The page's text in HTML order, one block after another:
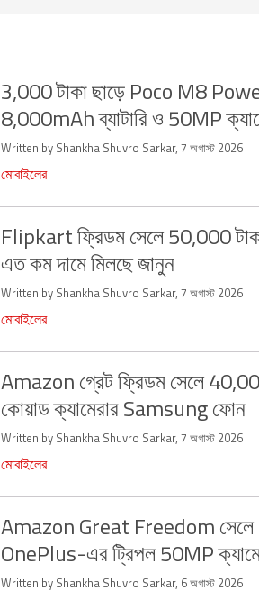
3,000 টাকা ছাড়ে Poco M8
8,000mAh ব্যাটারি ও 50MP
Written by Shankha Shuvro Sarkar, 7 অগাস্ট 2026
মোবাইলের
Flipkart ফ্রিডম সেলে 50,000
এত কম দামে মিলছে জানুন
Written by Shankha Shuvro Sarkar, 7 অগাস্ট 2026
মোবাইলের
Amazon গ্রেট ফ্রিডম সেলে
কোয়াড ক্যামেরার Samsung ফোন
Written by Shankha Shuvro Sarkar, 7 অগাস্ট 2026
মোবাইলের
Amazon Great Freedom সেলে
OnePlus-এর ট্রিপল 50MP
Written by Shankha Shuvro Sarkar, 6 অগাস্ট 2026